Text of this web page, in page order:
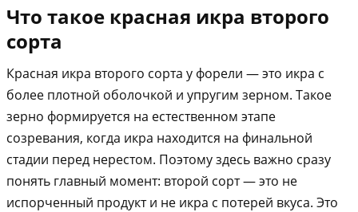
Что такое красная икра второго
сорта
Красная икра второго сорта у форели — это икра с
более плотной оболочкой и упругим зерном. Такое
зерно формируется на естественном этапе
созревания, когда икра находится на финальной
стадии перед нерестом. Поэтому здесь важно сразу
понять главный момент: второй сорт — это не
испорченный продукт и не икра с потерей вкуса. Это